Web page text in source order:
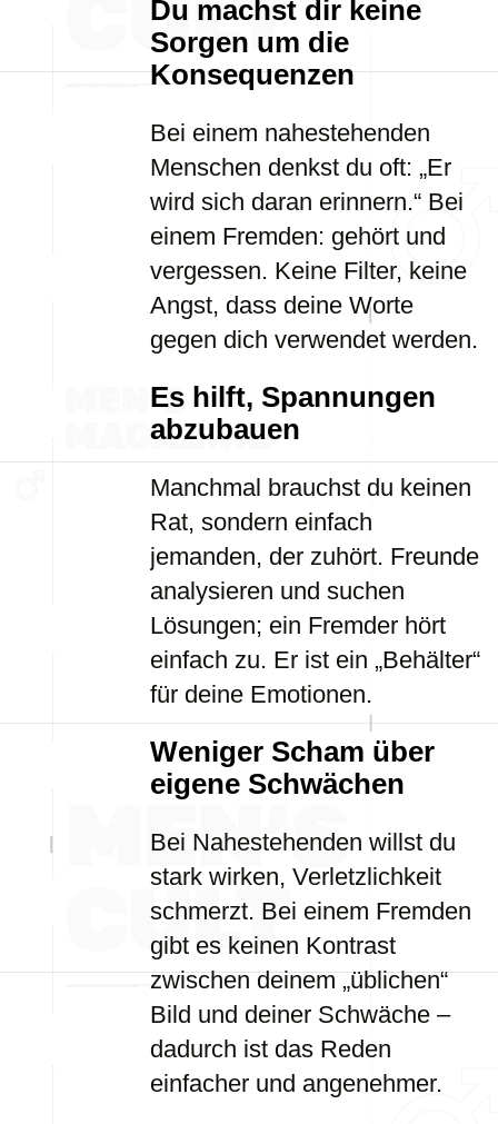
Du machst dir keine
Sorgen um die
Konsequenzen
Bei einem nahestehenden
Menschen denkst du oft: „Er
wird sich daran erinnern.“ Bei
einem Fremden: gehört und
vergessen. Keine Filter, keine
Angst, dass deine Worte
gegen dich verwendet werden.
Es hilft, Spannungen
abzubauen
Manchmal brauchst du keinen
Rat, sondern einfach
jemanden, der zuhört. Freunde
analysieren und suchen
Lösungen; ein Fremder hört
einfach zu. Er ist ein „Behälter“
für deine Emotionen.
Weniger Scham über
eigene Schwächen
Bei Nahestehenden willst du
stark wirken, Verletzlichkeit
schmerzt. Bei einem Fremden
gibt es keinen Kontrast
zwischen deinem „üblichen“
Bild und deiner Schwäche –
dadurch ist das Reden
einfacher und angenehmer.